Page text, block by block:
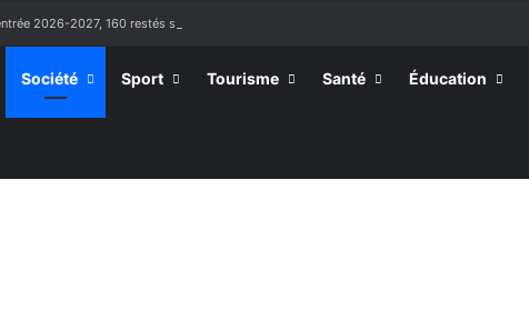
2026-2027, 160 restés sur la touche
Société Sport Tourisme Santé Éducation